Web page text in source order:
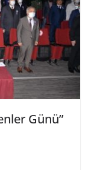
Günü”